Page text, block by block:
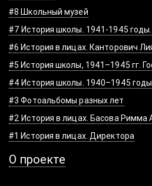
#8 Школьный музей
#7 История школы. 1941-1945
#6 История в лицах. Канторович
#5 История школы, 1941–1945 гг.
#4 История школы. 1940–1945 годы
#3 Фотоальбомы разных лет
#2 История в лицах. Басова Римма
#1 История в лицах. Директора
О проекте